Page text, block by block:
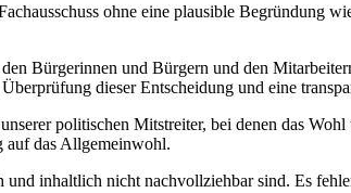
ohne eine plausible
Bürgerinnen und Bürgern und den
dieser Entscheidung und eine
politischen Mitstreiter, bei denen das
auf das Allgemeinwohl.
und inhaltlich nicht nachvollziehbar sind. Es